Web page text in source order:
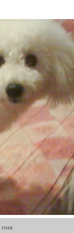
rosa